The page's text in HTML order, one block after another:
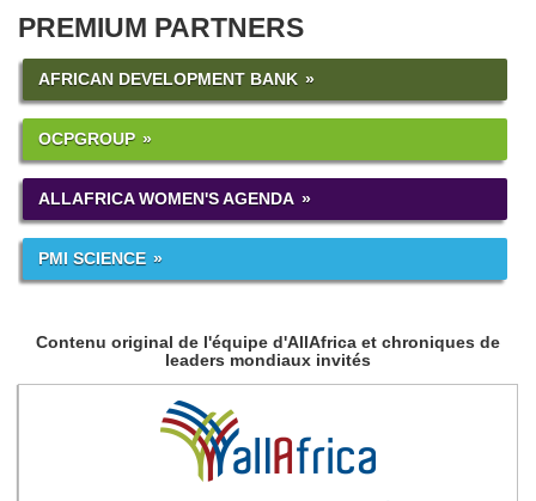
PREMIUM PARTNERS
AFRICAN DEVELOPMENT BANK
OCPGROUP
ALLAFRICA WOMEN'S AGENDA
PMI SCIENCE
Contenu original de l'équipe d'AllAfrica et chroniques de
leaders mondiaux invités